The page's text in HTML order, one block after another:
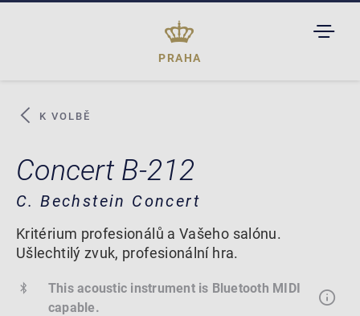
PRAHA
K VOLBĚ
Concert B-212
C. Bechstein Concert
Kritérium profesionálů a Vašeho salónu.
Ušlechtilý zvuk, profesionální hra.
This acoustic instrument is Bluetooth MIDI
capable.